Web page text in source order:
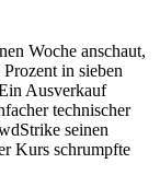
Woche anschaut,
in sieben
Ausverkauf
technischer
seinen
Kurs schrumpfte